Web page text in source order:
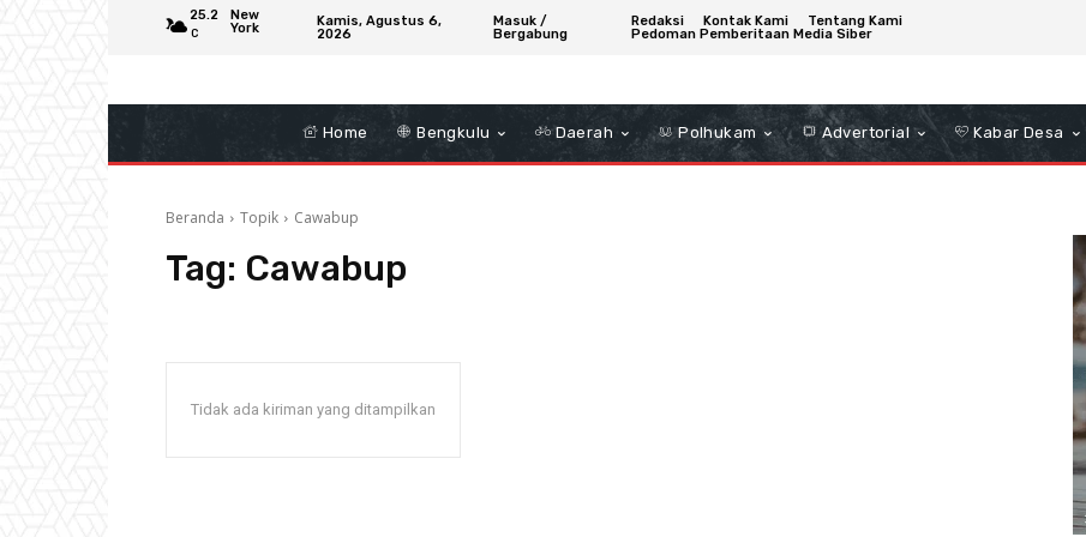
25.2
C
New
York
Kamis, Agustus 6,
2026
Masuk /
Bergabung
Redaksi Kontak Kami
Tentang Kami
Pedoman Pemberitaan Media Siber
Home Bengkulu Daerah Polhukam Advertorial Kabar Desa
Beranda Topik Cawabup
Tag: Cawabup
Tidak ada kiriman yang ditampilkan